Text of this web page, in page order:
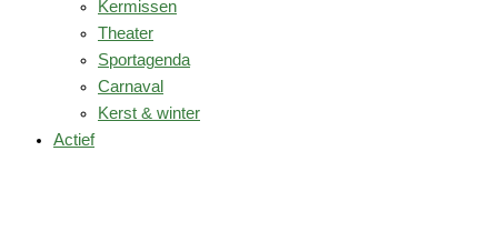
Kermissen
Theater
Sportagenda
Carnaval
Kerst & winter
Actief